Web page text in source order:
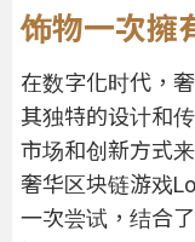
饰物一次擁
在数字化时代，
其独特的设计和
市场和创新方式
奢华区块链游戏
一次尝试，结合